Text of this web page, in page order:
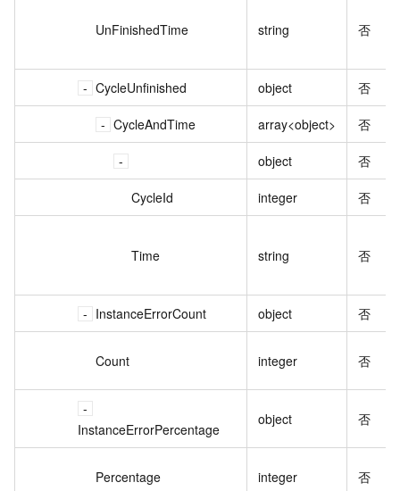
UnFinishedTime string 否
CycleUnfinished object 否
CycleAndTime array<object> 否
object 否
CycleId integer 否
Time string 否
InstanceErrorCount object 否
Count integer 否
InstanceErrorPercentage
object 否
Percentage integer 否